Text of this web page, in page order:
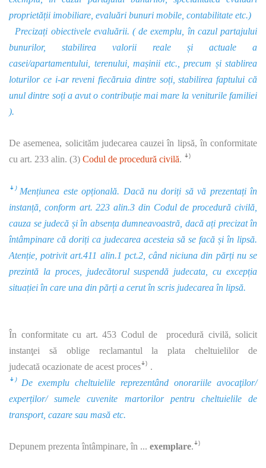
proprietății imobiliare, evaluări bunuri mobile, contabilitate etc.)
Precizați obiectivele evaluării. ( de exemplu, în cazul partajului
bunurilor, stabilirea valorii reale și actuale a
casei/apartamentului, terenului, mașinii etc., precum și stablirea
loturilor ce i-ar reveni fiecăruia dintre soți, stabilirea faptului că
unul dintre soți a avut o contribuție mai mare la veniturile familiei
).
De asemenea, solicităm judecarea cauzei în lipsă, în conformitate
cu art. 233 alin. (3) Codul de procedură civilă. ꜜ⁾
ꜜ⁾ Mențiunea este opțională. Dacă nu doriți să vă prezentați în
instanță, conform art. 223 alin.3 din Codul de procedură civilă,
cauza se judecă și în absența dumneavoastră, dacă ați precizat în
întâmpinare că doriți ca judecarea acesteia să se facă și în lipsă.
Atenție, potrivit art.411 alin.1 pct.2, când niciuna din părți nu se
prezintă la proces, judecătorul suspendă judecata, cu excepția
situației în care una din părți a cerut în scris judecarea în lipsă.
În conformitate cu art. 453 Codul de procedură civilă, solicit
instanţei să oblige reclamantul la plata cheltuielilor de
judecată ocazionate de acest procesꜜ⁾ .
ꜜ⁾ De exemplu cheltuielile reprezentând onorariile avocaţilor/
experților/ sumele cuvenite martorilor pentru cheltuielile de
transport, cazare sau masă etc.
Depunem prezenta întâmpinare, în ... exemplare.ꜜ⁾